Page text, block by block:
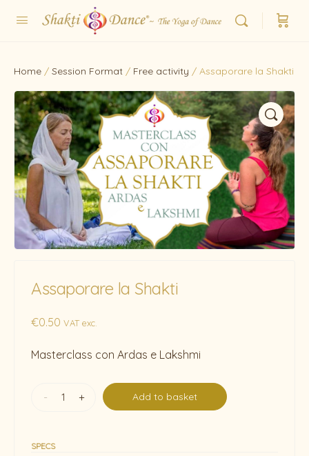
Home / Session Format / Free activity / Assaporare la Shakti
Assaporare la Shakti
€0.50 VAT exc.
Masterclass con Ardas e Lakshmi
- + Add to basket
SPECS